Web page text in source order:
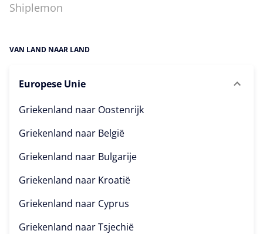
Shiplemon
VAN LAND NAAR LAND
Europese Unie
Griekenland naar Oostenrijk
Griekenland naar België
Griekenland naar Bulgarije
Griekenland naar Kroatië
Griekenland naar Cyprus
Griekenland naarTsjechië